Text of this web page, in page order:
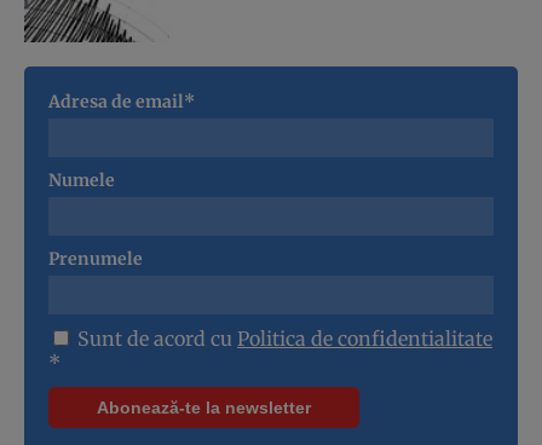
Adresa de email*
Numele
Prenumele
Sunt de acord cu Politica de confidentialitate
*